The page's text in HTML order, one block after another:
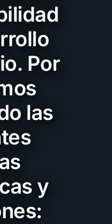
Por
las
y